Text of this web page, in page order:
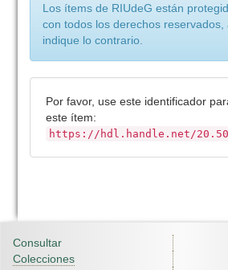
Los ítems de RIUdeG están
con todos los derechos reservados,
indique lo contrario.
Por favor, use este identificador
este ítem:
https://hdl.handle.net/
Consultar
Colecciones